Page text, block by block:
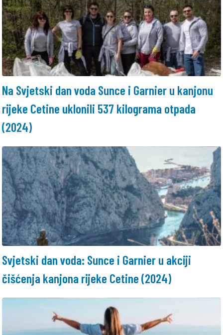
Na Svjetski dan voda Sunce i Garnier u kanjonu
rijeke Cetine uklonili 537 kilograma otpada
(2024)
Svjetski dan voda: Sunce i Garnier u akciji
čišćenja kanjona rijeke Cetine (2024)